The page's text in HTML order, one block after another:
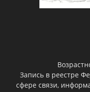
Запись в реестре
сфере связи,